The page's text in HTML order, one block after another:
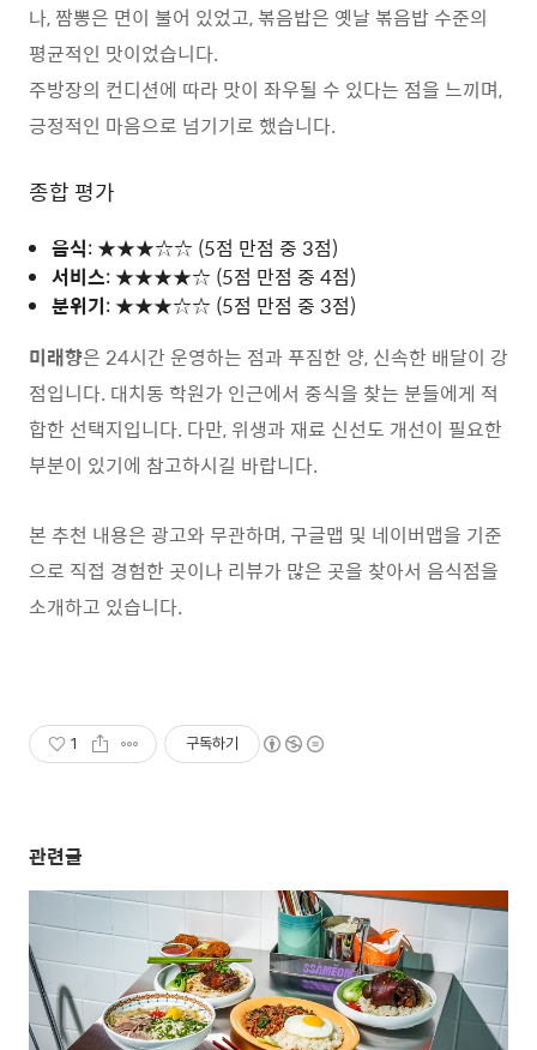
나, 짬뽕은 면이 불어 있었고, 볶음밥은 옛날 볶음밥 수준의
평균적인 맛이었습니다.
주방장의 컨디션에 따라 맛이 좌우될 수 있다는 점을 느끼며,
긍정적인 마음으로 넘기기로 했습니다.
종합 평가
음식: ★★★☆☆ (5점 만점 중 3점)
서비스: ★★★★☆ (5점 만점 중 4점)
분위기: ★★★☆☆ (5점 만점 중 3점)
미래향은 24시간 운영하는 점과 푸짐한 양, 신속한 배달이 강
점입니다. 대치동 학원가 인근에서 중식을 찾는 분들에게 적
합한 선택지입니다. 다만, 위생과 재료 신선도 개선이 필요한
부분이 있기에 참고하시길 바랍니다.
본 추천 내용은 광고와 무관하며, 구글맵 및 네이버맵을 기준
으로 직접 경험한 곳이나 리뷰가 많은 곳을 찾아서 음식점을
소개하고 있습니다.
1 구독하기
관련글